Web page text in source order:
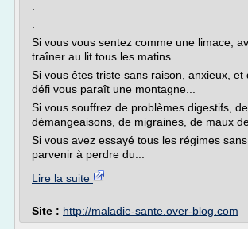
Si vous vous sentez comme une limace,
traîner au lit tous les matins...
Si vous êtes triste sans raison, anxieux, et
défi vous paraît une montagne...
Si vous souffrez de problèmes digestifs, de
démangeaisons, de migraines, de maux de
Si vous avez essayé tous les régimes
parvenir à perdre du...
Lire la suite
Site : http://maladie-sante.over-blog.com